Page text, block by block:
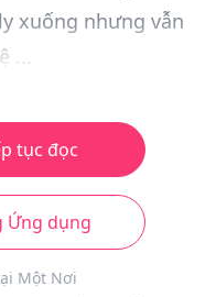
xuống nhưng vẫn
...
tục đọc
Ứng dụng
Một Nơi